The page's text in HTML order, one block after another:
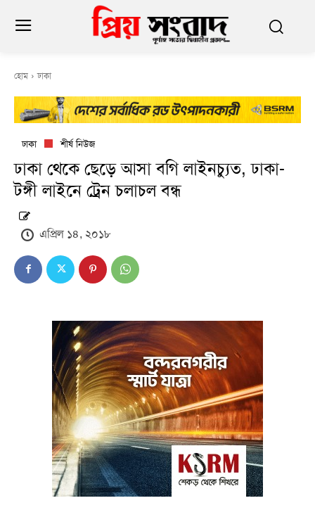
হোম ঢাকা
ঢাকা শীর্ষ নিউজ
ঢাকা থেকে ছেড়ে আসা বগি লাইনচ্যুত, ঢাকা-
টঙ্গী লাইনে ট্রেন চলাচল বন্ধ
এপ্রিল ১৪, ২০১৮